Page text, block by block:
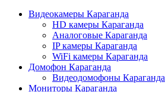
Видеокамеры Караганда
HD камеры Караганда
Аналоговые Караганда
IP камеры Караганда
WiFi камеры Караганда
Домофон Караганда
Видеодомофоны Караганда
Мониторы Караганда